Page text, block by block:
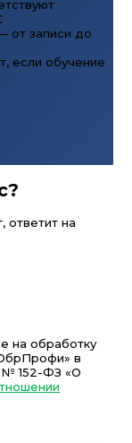
от записи до
если обучение
ответит на
на обработку
в
№ 152-ФЗ «О